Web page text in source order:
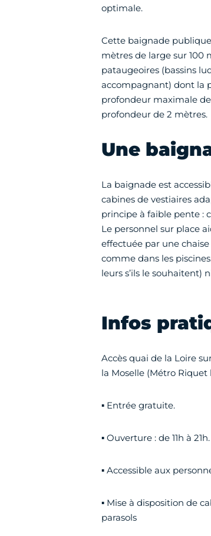
optimale.
Cette baignade
mètres de large sur 100
pataugeoires (bassins
accompagnant) dont la
profondeur maximale de
profondeur de 2 mètres.
Une
La baignade est
cabines de vestiaires
principe à faible pente :
Le personnel sur place
effectuée par une
comme dans les
leurs s’ils le souhaitent)
Infos
Accès quai de la Loire
la Moselle (Métro
▪ Entrée gratuite.
▪ Ouverture : de 11h à 21h.
▪ Accessible aux
▪ Mise à disposition de
parasols